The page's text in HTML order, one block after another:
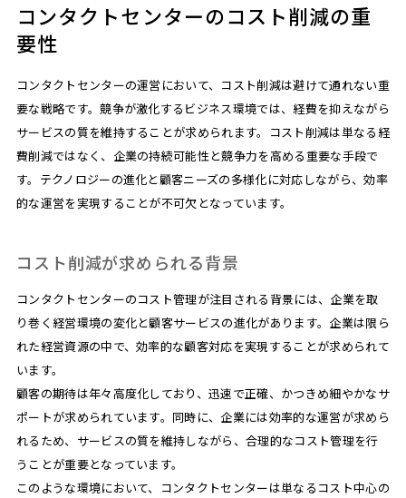
コンタクトセンターのコスト削減の重
要性
コンタクトセンターの運営において、コスト削減は避けて通れない重
要な戦略です。競争が激化するビジネス環境では、経費を抑えながら
サービスの質を維持することが求められます。コスト削減は単なる経
費削減ではなく、企業の持続可能性と競争力を高める重要な手段で
す。テクノロジーの進化と顧客ニーズの多様化に対応しながら、効率
的な運営を実現することが不可欠となっています。
コスト削減が求められる背景
コンタクトセンターのコスト管理が注目される背景には、企業を取
り巻く経営環境の変化と顧客サービスの進化があります。企業は限ら
れた経営資源の中で、効率的な顧客対応を実現することが求められて
います。
顧客の期待は年々高度化しており、迅速で正確、かつきめ細やかなサ
ポートが求められています。同時に、企業には効率的な運営が求めら
れるため、サービスの質を維持しながら、合理的なコスト管理を行
うことが重要となっています。
このような環境において、コンタクトセンターは単なるコスト中心の